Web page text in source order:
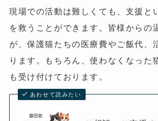
現場での活動は難しくても、支援と
を救うことができます。皆様からの
が、保護猫たちの医療費やご飯代、
ります。もちろん、使わなくなった
も受け付けております。
あわせて読みたい